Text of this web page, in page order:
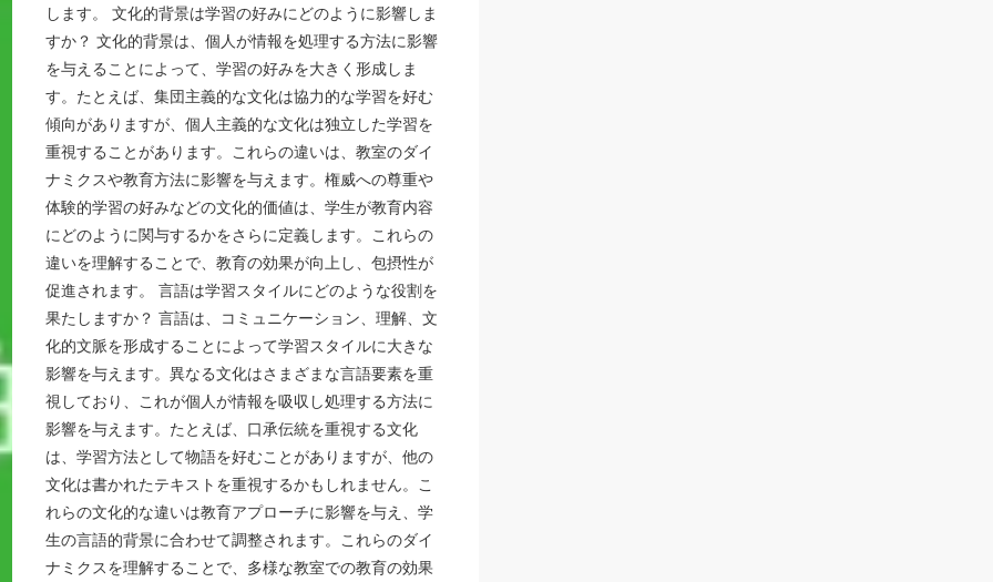
します。 文化的背景は学習の好みにどのように影響しま
すか？ 文化的背景は、個人が情報を処理する方法に影響
を与えることによって、学習の好みを大きく形成しま
す。たとえば、集団主義的な文化は協力的な学習を好む
傾向がありますが、個人主義的な文化は独立した学習を
重視することがあります。これらの違いは、教室のダイ
ナミクスや教育方法に影響を与えます。権威への尊重や
体験的学習の好みなどの文化的価値は、学生が教育内容
にどのように関与するかをさらに定義します。これらの
違いを理解することで、教育の効果が向上し、包摂性が
促進されます。 言語は学習スタイルにどのような役割を
果たしますか？ 言語は、コミュニケーション、理解、文
化的文脈を形成することによって学習スタイルに大きな
影響を与えます。異なる文化はさまざまな言語要素を重
視しており、これが個人が情報を吸収し処理する方法に
影響を与えます。たとえば、口承伝統を重視する文化
は、学習方法として物語を好むことがありますが、他の
文化は書かれたテキストを重視するかもしれません。こ
れらの文化的な違いは教育アプローチに影響を与え、学
生の言語的背景に合わせて調整されます。これらのダイ
ナミクスを理解することで、多様な教室での教育の効果